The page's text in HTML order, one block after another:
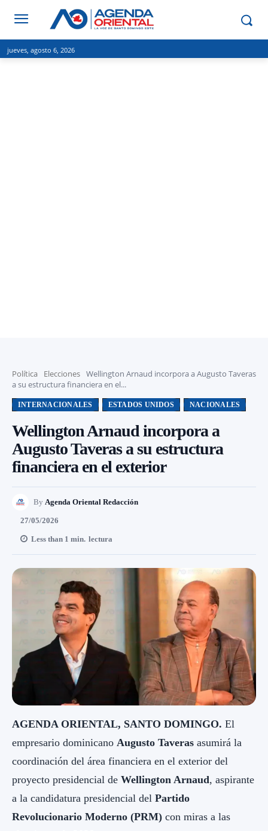
jueves, agosto 6, 2026
Política Elecciones Wellington Arnaud incorpora a Augusto Taveras
a su estructura financiera en el...
INTERNACIONALES ESTADOS UNIDOS NACIONALES
Wellington Arnaud incorpora a
Augusto Taveras a su estructura
financiera en el exterior
By Agenda Oriental Redacción
27/05/2026
Less than 1 min. lectura
AGENDA ORIENTAL, SANTO DOMINGO. El
empresario dominicano Augusto Taveras asumirá la
coordinación del área financiera en el exterior del
proyecto presidencial de Wellington Arnaud, aspirante
a la candidatura presidencial del Partido
Revolucionario Moderno (PRM) con miras a las